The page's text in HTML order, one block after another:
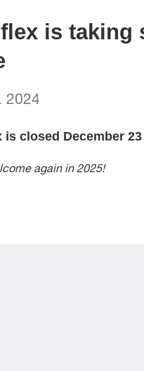
is taking
2024
is closed December
again in 2025!